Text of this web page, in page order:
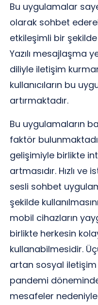
Bu uygulamalar
olarak sohbet
etkileşimli bir
Yazılı mesajlaşma
diliyle iletişim
kullanıcıların bu
artırmaktadır.
Bu uygulamaların
faktör
gelişimiyle birlikte
artmasıdır. Hızlı ve
sesli sohbet
şekilde
mobil cihazların
birlikte herkesin
kullanabilmesidir.
artan sosyal iletişim
pandemi
mesafeler